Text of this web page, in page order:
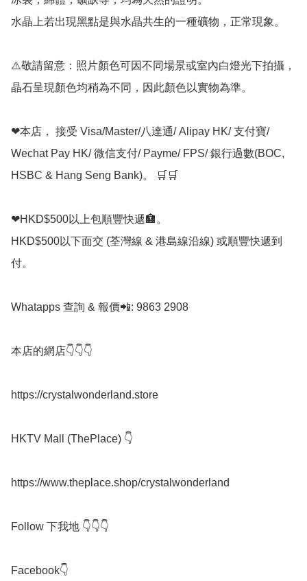
水晶上若出現黑點是與水晶共生的一種礦物，正常現象。
⚠️敬請留意：照片顏色可因不同場景或室內白燈光下拍攝，
晶石呈現顏色均稍為不同，因此顏色以實物為準。
❤本店， 接受 Visa/Master/八達通/ Alipay HK/ 支付寶/
Wechat Pay HK/ 微信支付/ Payme/ FPS/ 銀行過數(BOC,
HSBC & Hang Seng Bank)。 🛒🛒
❤HKD$500以上包順豐快遞🏣。
HKD$500以下面交 (荃灣線 & 港島線沿線) 或順豐快遞到
付。
Whatapps 查詢 & 報價📲: 9863 2908
本店的網店👇👇👇
https://crystalwonderland.store
HKTV Mall (ThePlace) 👇
https://www.theplace.shop/crystalwonderland
Follow 下我地 👇👇👇
Facebook👇